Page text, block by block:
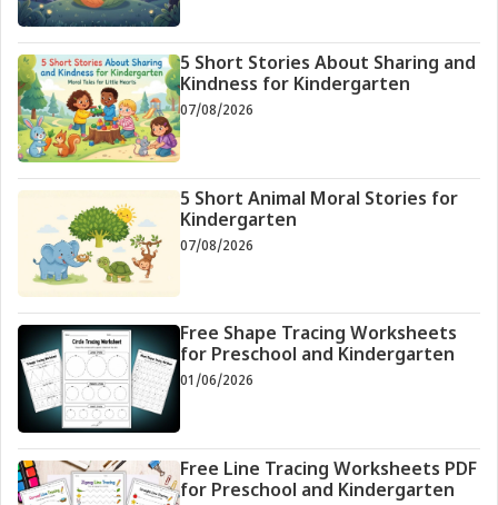
5 Short Stories About Sharing and
Kindness for Kindergarten
07/08/2026
5 Short Animal Moral Stories for
Kindergarten
07/08/2026
Free Shape Tracing Worksheets
for Preschool and Kindergarten
01/06/2026
Free Line Tracing Worksheets PDF
for Preschool and Kindergarten